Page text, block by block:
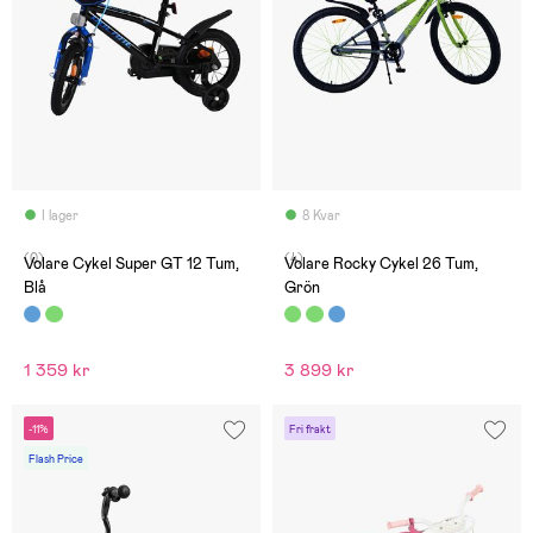
I lager
(0)
Volare Cykel Super GT 12 Tum,
Blå
1 359 kr
8 Kvar
(4)
Volare Rocky Cykel 26 Tum,
Grön
3 899 kr
-11%
Flash Price
Fri frakt